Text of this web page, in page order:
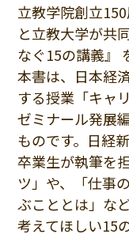
立教学院創立
と立教大学が共
なぐ15の講義』
本書は、日本経
する授業「キャ
ゼミナール発展
ものです。日経
卒業生が執筆を
ツ」や、「仕事
ぶこととは」な
考えてほしい15